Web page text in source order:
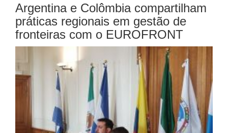
Argentina e Colômbia compartilham
práticas regionais em gestão de
fronteiras com o EUROFRONT